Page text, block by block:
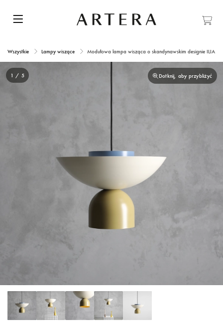
Wszystkie Lampy wiszące Modułowa lampa wisząca o skandynawskim designie ILIA
Dotknij, aby przybliżyć
1 / 5